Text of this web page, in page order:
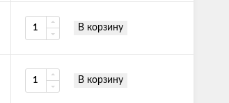
В корзину
В корзину